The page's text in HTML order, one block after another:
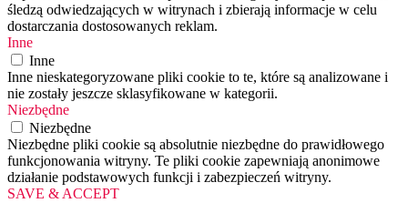
śledzą odwiedzających w witrynach i zbierają informacje w celu
dostarczania dostosowanych reklam.
Inne
Inne
Inne nieskategoryzowane pliki cookie to te, które są analizowane i
nie zostały jeszcze sklasyfikowane w kategorii.
Niezbędne
Niezbędne
Niezbędne pliki cookie są absolutnie niezbędne do prawidłowego
funkcjonowania witryny. Te pliki cookie zapewniają anonimowe
działanie podstawowych funkcji i zabezpieczeń witryny.
SAVE & ACCEPT